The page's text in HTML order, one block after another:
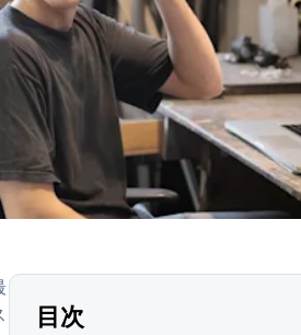
ゼロトラストセキュア
ワークスペース
Shield（詐欺対策）
すべての製品
共部門
ャとデザイン
ー
界を見る
Italiano
Nederlands
Português
简体中文
繁體中文
日本語
ภาษาไทย
目次